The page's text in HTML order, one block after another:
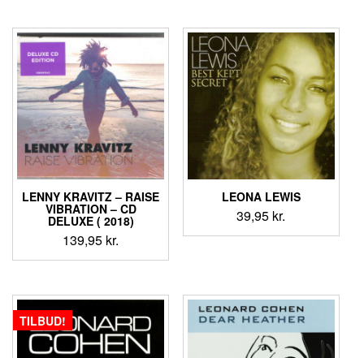
139,95 kr..99,95 kr..
var:
159,95 kr..
er:
139,95
LENNY KRAVITZ ‎– RAISE
VIBRATION – CD
DELUXE ( 2018)
139,95 kr.
LEONA LEWIS
39,95 kr.
TILBUD!